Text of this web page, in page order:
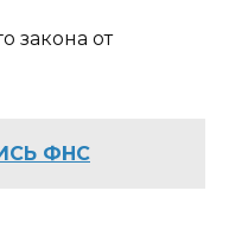
закона от
ФНС